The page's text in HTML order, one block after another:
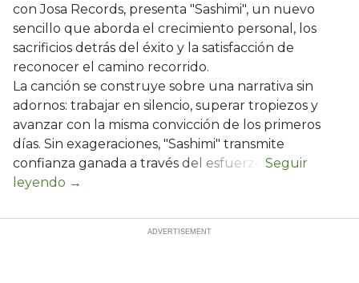
con Josa Records, presenta "Sashimi", un nuevo
sencillo que aborda el crecimiento personal, los
sacrificios detrás del éxito y la satisfacción de
reconocer el camino recorrido.
La canción se construye sobre una narrativa sin
adornos: trabajar en silencio, superar tropiezos y
avanzar con la misma convicción de los primeros
días. Sin exageraciones, "Sashimi" transmite
confianza ganada a través del esfuerzo.